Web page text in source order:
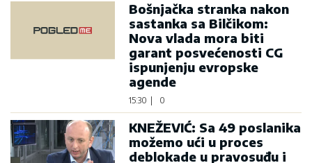
Bošnjačka stranka nakon
sastanka sa Bilčikom:
Nova vlada mora biti
garant posvećenosti CG
ispunjenju evropske
agende
15:30 0
KNEŽEVIĆ: Sa 49 poslanika
možemo ući u proces
deblokade u pravosuđu i